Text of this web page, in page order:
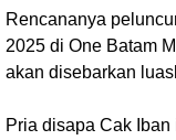
Rencananya
2025 di One Batam
akan disebarkan
Pria disapa Cak